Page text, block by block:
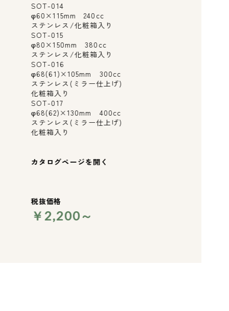
SOT-014
φ60×115mm 240cc
ステンレス/化粧箱入り
SOT-015
φ80×150mm 380cc
ステンレス/化粧箱入り
SOT-016
φ68(61)×105mm 300cc
ステンレス(ミラー仕上げ)
化粧箱入り
SOT-017
φ68(62)×130mm 400cc
ステンレス(ミラー仕上げ)
化粧箱入り
カタログページを開く
税抜価格
￥2,200～